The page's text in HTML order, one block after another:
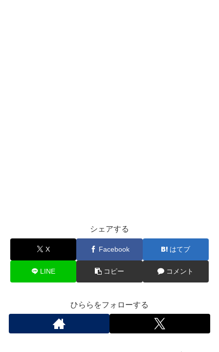
シェアする
X Facebook はてブ
LINE コピー コメント
ひららをフォローする